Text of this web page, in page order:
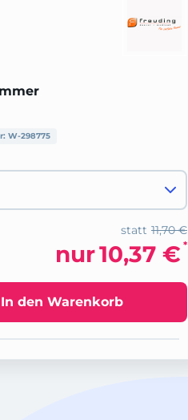
W-298775
11,70 €
statt
nur10,37 € *
In den Warenkorb